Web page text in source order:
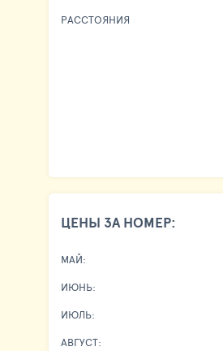
РАССТОЯНИЯ
ЦЕНЫ ЗА НОМЕР:
МАЙ:
ИЮНЬ:
ИЮЛЬ:
АВГУСТ: